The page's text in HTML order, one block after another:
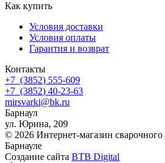
Как купить
Условия доставки
Условия оплаты
Гарантия и возврат
Контакты
+7 (3852) 555-609
+7 (3852) 40-23-63
mirsvarki@bk.ru
Барнаул
ул. Юрина, 209
© 2026 Интернет-магазин сварочного
Барнауле
Создание сайта BTB Digital